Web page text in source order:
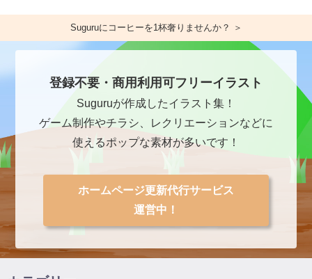
Suguruにコーヒーを1杯奢りませんか？ ＞
登録不要・商用利用可フリーイラスト
Suguruが作成したイラスト集！
ゲーム制作やチラシ、レクリエーションなどに
使えるポップな素材が多いです！
ホームページ更新代行サービス
運営中！